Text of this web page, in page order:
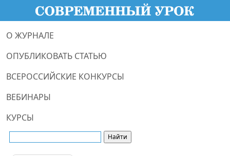
О ЖУРНАЛЕ
ОПУБЛИКОВАТЬ СТАТЬЮ
ВСЕРОССИЙСКИЕ КОНКУРСЫ
ВЕБИНАРЫ
КУРСЫ